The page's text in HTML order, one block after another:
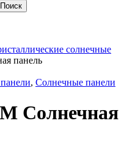
Поиск
солнечные
панель
, Солнечные панели
Солнечная